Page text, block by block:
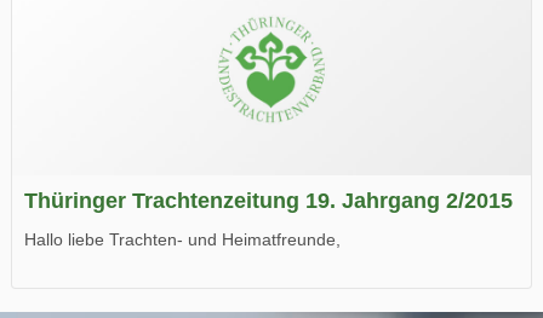
Thüringer Trachtenzeitung 19. Jahrgang 2/2015
Hallo liebe Trachten- und Heimatfreunde,
Wir wünschen Euch viel Spaß beim Lesen.